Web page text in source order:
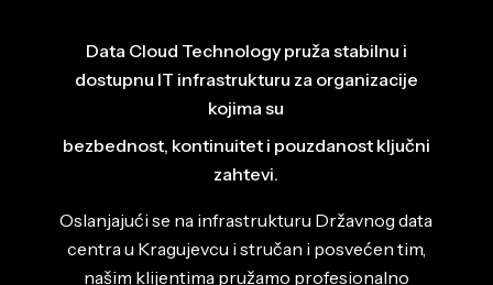
Data Cloud Technology pruža stabilnu i
dostupnu IT infrastrukturu za organizacije
kojima su
bezbednost, kontinuitet i pouzdanost ključni
zahtevi.
Oslanjajući se na infrastrukturu Državnog data
centra u Kragujevcu i stručan i posvećen tim,
našim klijentima pružamo profesionalno